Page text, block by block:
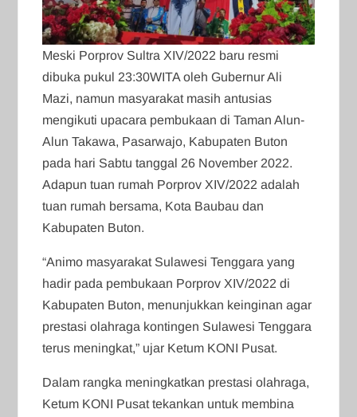
Meski Porprov Sultra XIV/2022 baru resmi
dibuka pukul 23:30WITA oleh Gubernur Ali
Mazi, namun masyarakat masih antusias
mengikuti upacara pembukaan di Taman Alun-
Alun Takawa, Pasarwajo, Kabupaten Buton
pada hari Sabtu tanggal 26 November 2022.
Adapun tuan rumah Porprov XIV/2022 adalah
tuan rumah bersama, Kota Baubau dan
Kabupaten Buton.
“Animo masyarakat Sulawesi Tenggara yang
hadir pada pembukaan Porprov XIV/2022 di
Kabupaten Buton, menunjukkan keinginan agar
prestasi olahraga kontingen Sulawesi Tenggara
terus meningkat,” ujar Ketum KONI Pusat.
Dalam rangka meningkatkan prestasi olahraga,
Ketum KONI Pusat tekankan untuk membina